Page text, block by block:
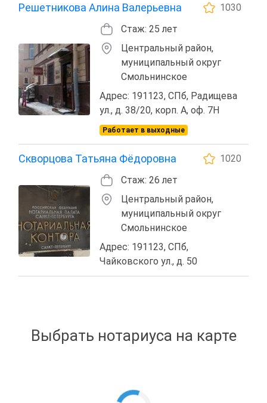
Решетникова Алина Валерьевна
1030
Стаж: 25 лет
Центральный район,
муниципальный округ
Смольнинское
Адрес: 191123, СПб, Радищева
ул., д. 38/20, корп. А, оф. 7Н
Работает в выходные
Скворцова Татьяна Фёдоровна
1020
Стаж: 26 лет
Центральный район,
муниципальный округ
Смольнинское
Адрес: 191123, СПб,
Чайковского ул., д. 50
Выбрать нотариуса на карте